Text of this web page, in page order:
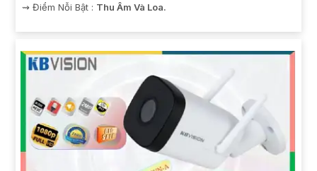
️⇝ Điểm Nỗi Bật : Thu Âm Và Loa.